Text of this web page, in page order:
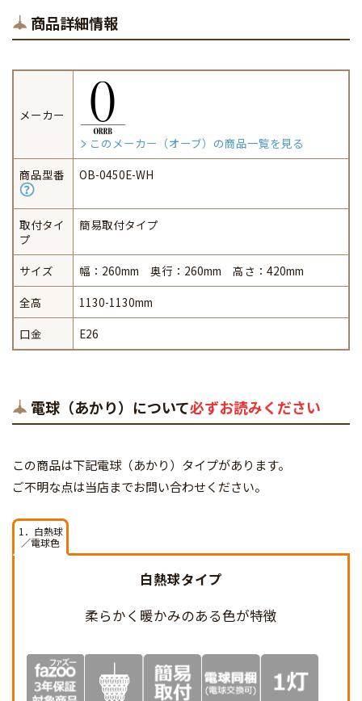
商品詳細情報
メーカー
このメーカー（オーブ）の商品一覧を見る
商品型番
OB-0450E-WH
取付タイ
プ
簡易取付タイプ
サイズ
幅：260mm 奥行：260mm 高さ：420mm
全高
1130-1130mm
口金
E26
電球（あかり）について必ずお読みください
この商品は下記電球（あかり）タイプがあります。
ご不明な点は当店までお問い合わせください。
1．白熱球
／電球色
白熱球タイプ
柔らかく暖かみのある色が特徴